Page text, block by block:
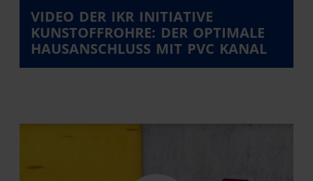
VIDEO DER IKR INITIATIVE
KUNSTOFFROHRE: DER OPTIMALE
HAUSANSCHLUSS MIT PVC KANAL